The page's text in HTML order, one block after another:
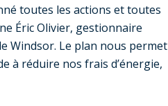
toutes les actions et toutes
Éric Olivier, gestionnaire
Windsor. Le plan nous permet
à réduire nos frais d’énergie,